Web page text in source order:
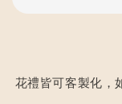
花禮皆可客製化，